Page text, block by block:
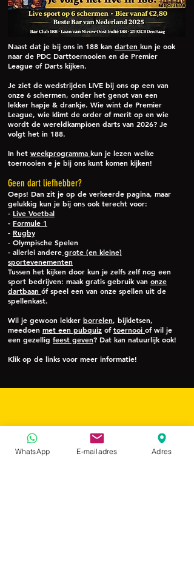
Naast dat je bij ons in 188 kan darten kun je ook
naar de PDC Darttoernooien en de Premier
League of Darts kijken.
Je ziet de wedstrijden LIVE bij ons op een van
onze 6 schermen, onder het genot van een
lekker hapje & drankje. Wie wint de Premier
League, wie klimt de order of merit op en wie
wordt de wereldkampioen darts van 2026? Je
volgt het in 188.
In het weekprogramma kun je lezen welke
toernooien e je bij ons kunt komen kijken!
Geen dart liefhebber?
Oeps! Dan zit je op de verkeerde pagina, maar
gelukkig kun je bij ons ook terecht voor:
- Live Voetbal
- Formule 1
- Rugby
- Olympische Spelen
- allerlei andere grote (en kleine)
sportevenementen
Tussen het kijken door kun je zelfs zelf nog een
sport bedrijven: maak gratis gebruik van onze
dartbaan óf speel een van onze spellen uit de
spellenkast.
Wil je gewoon lekker borrelen, bijkletsen,
meedoen met een pubquiz oftoernooi of wil je
een gezellig feest geven? Dat kan natuurlijk ook!
Klik op de links voor meer informatie!
WhatsApp E-mailadres Adres